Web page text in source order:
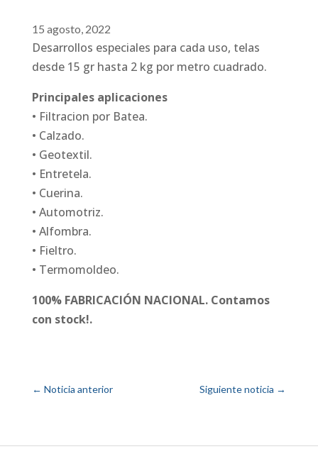
15 agosto, 2022
Desarrollos especiales para cada uso, telas
desde 15 gr hasta 2 kg por metro cuadrado.
Principales aplicaciones
• Filtracion por Batea.
• Calzado.
• Geotextil.
• Entretela.
• Cuerina.
• Automotriz.
• Alfombra.
• Fieltro.
• Termomoldeo.
100% FABRICACIÓN NACIONAL. Contamos
con stock!.
←Noticia anterior Siguiente noticia →